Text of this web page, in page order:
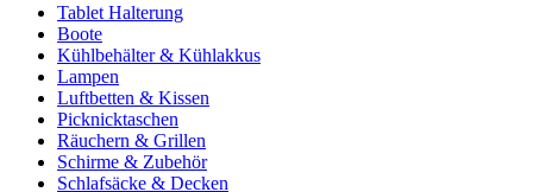
Tablet Halterung
Boote
Kühlbehälter & Kühlakkus
Lampen
Luftbetten & Kissen
Picknicktaschen
Räuchern & Grillen
Schirme & Zubehör
Schlafsäcke & Decken